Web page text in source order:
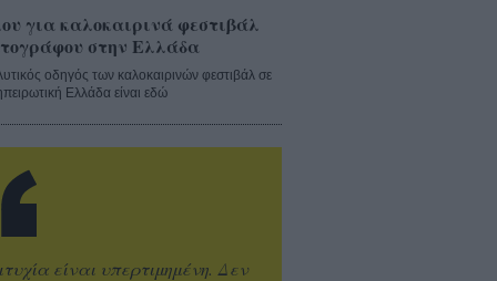
για καλοκαιρινά φεστιβάλ
στην Ελλάδα
οδηγός των καλοκαιρινών φεστιβάλ σε
Ελλάδα είναι εδώ
είναι υπερτιμημένη. Δεν